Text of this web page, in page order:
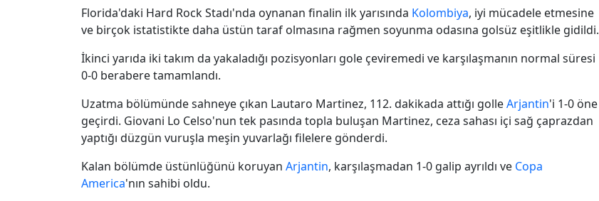
Florida'daki Hard Rock Stadı'nda oynanan finalin ilk yarısında Kolombiya, iyi mücadele etmesine
ve birçok istatistikte daha üstün taraf olmasına rağmen soyunma odasına golsüz eşitlikle gidildi.
İkinci yarıda iki takım da yakaladığı pozisyonları gole çeviremedi ve karşılaşmanın normal süresi
0-0 berabere tamamlandı.
Uzatma bölümünde sahneye çıkan Lautaro Martinez, 112. dakikada attığı golleArjantin'i 1-0 öne
geçirdi. Giovani Lo Celso'nun tek pasında topla buluşan Martinez, ceza sahası içi sağ çaprazdan
yaptığı düzgün vuruşla meşin yuvarlağı filelere gönderdi.
Kalan bölümde üstünlüğünü koruyan Arjantin, karşılaşmadan 1-0 galip ayrıldı ve Copa
America'nın sahibi oldu.